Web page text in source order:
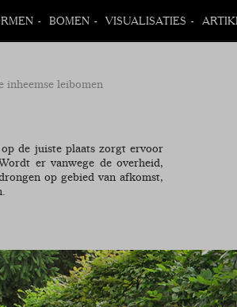
BOMEN VISUALISATIES
inheemse leibomen
de juiste plaats zorgt ervoor
er vanwege de overheid,
op gebied van afkomst,